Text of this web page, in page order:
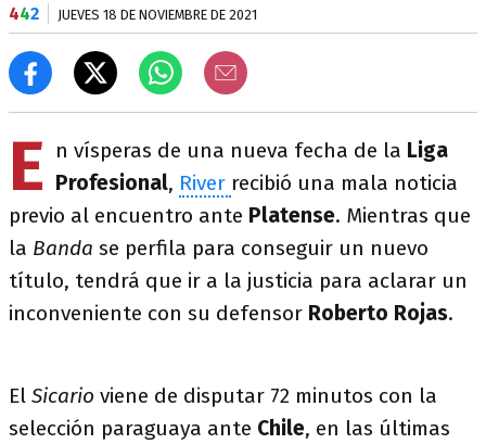
442 JUEVES 18 DE NOVIEMBRE DE 2021
E n vísperas de una nueva fecha de la Liga
Profesional, River recibió una mala noticia
previo al encuentro ante Platense. Mientras que
la Banda se perfila para conseguir un nuevo
título, tendrá que ir a la justicia para aclarar un
inconveniente con su defensor Roberto Rojas.
El Sicario viene de disputar 72 minutos con la
selección paraguaya ante Chile, en las últimas